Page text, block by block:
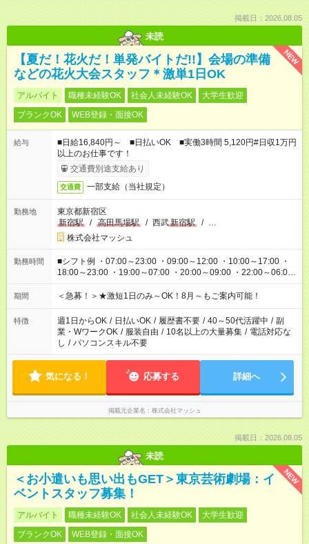
掲載日：2026.08.05
未読
NEW
【夏だ！花火だ！単発バイトだ!!】会場の準備
などの花火大会スタッフ＊激単1日OK
アルバイト 職種未経験OK 社会人未経験OK
大学生歓迎
ブランクOK
WEB登録・面接OK
給与
■日給16,840円～ ■日払いOK ■実働3時間 5,120円#日収1万円
以上のお仕事です！
交通費別途支給あり
交通費 一部支給（当社規定）
勤務地
東京都新宿区
新宿駅
/ 高田馬場駅 / 西武新宿駅 / …
株式会社マッシュ
勤務時間
■シフト例 ・07:00～23:00 ・09:00～12:00 ・10:00～17:00 ・
18:00～23:00 ・19:00～07:00 ・20:00～09:00 ・22:00～06:00
etc ★最短3時間で5,120円のお仕事から／15時間で2万円近く稼
げるお仕事も！ ご希望のお時間に合わせてご紹介！ ※シフトは
ください！
期間 ＜急募！＞★激短1日のみ～OK！8月～もご案内可能！
特徴 週1日からOK / 日払いOK / 履歴書不要 / 40～50代活躍中 / 副
業・WワークOK / 服装自由 / 10名以上の大量募集 / 電話対応な
し / パソコンスキル不要
気になる！ 応募する 詳細へ
掲載元企業名 株式会社マッシュ
掲載日：2026.08.05
未読
NEW
＜お小遣いも思い出もGET＞東京芸術劇場：イ
ベントスタッフ募集！
アルバイト 職種未経験OK 社会人未経験OK
大学生歓迎
ブランクOK
WEB登録・面接OK